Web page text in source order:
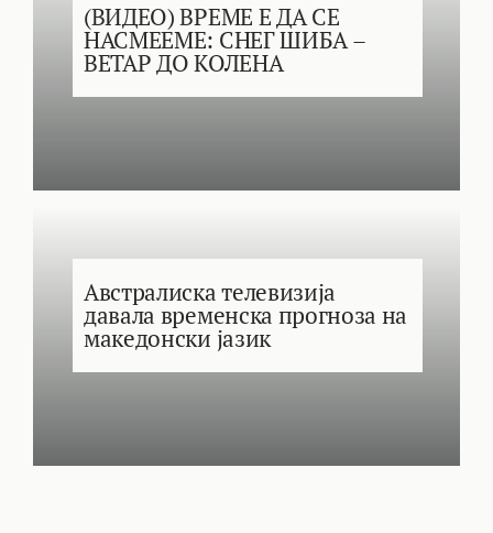
(ВИДЕО) ВРЕМЕ Е ДА СЕ
НАСМЕЕМЕ: СНЕГ ШИБА –
ВЕТАР ДО КОЛЕНА
Австралиска телевизија
давала временска прогноза на
македонски јазик